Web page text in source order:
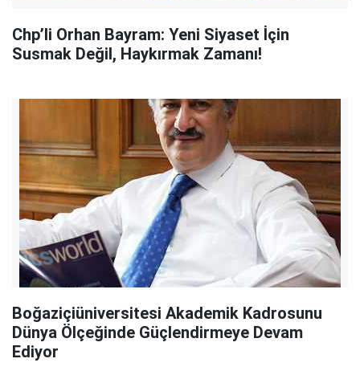
Chp’li Orhan Bayram: Yeni Siyaset İçin
Susmak Değil, Haykırmak Zamanı!
Boğaziçiüniversitesi Akademik Kadrosunu
Dünya Ölçeğinde Güçlendirmeye Devam
Ediyor